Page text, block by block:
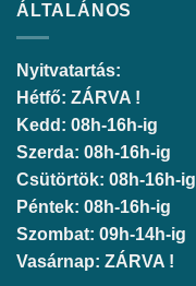
ÁLTALÁNOS
Nyitvatartás:
Hétfő: ZÁRVA !
Kedd: 08h-16h-ig
Szerda: 08h-16h-ig
Csütörtök: 08h-16h-ig
Péntek: 08h-16h-ig
Szombat: 09h-14h-ig
Vasárnap: ZÁRVA !